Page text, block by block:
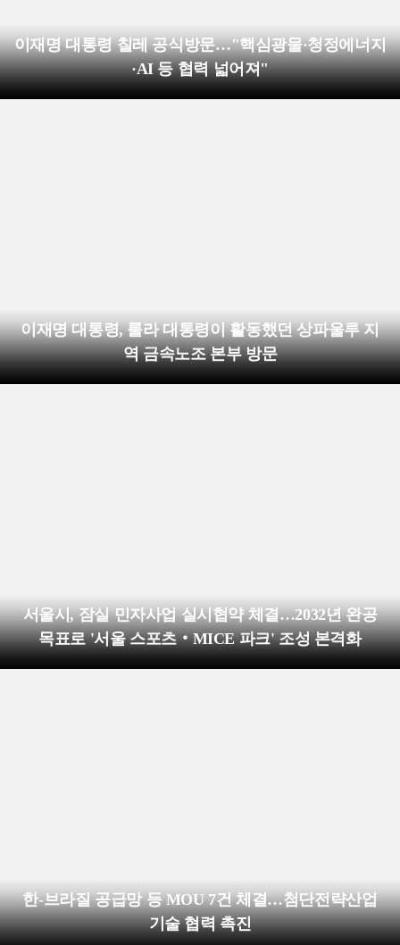
이재명 대통령 칠레 공식방문…"핵심광물·청정에너지
·AI 등 협력 넓어져"
이재명 대통령, 룰라 대통령이 활동했던 상파울루 지
역 금속노조 본부 방문
서울시, 잠실 민자사업 실시협약 체결…2032년 완공
목표로 '서울 스포츠‧MICE 파크' 조성 본격화
한-브라질 공급망 등 MOU 7건 체결…첨단전략산업
기술 협력 촉진